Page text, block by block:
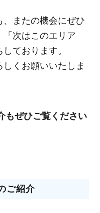
またの機会にぜひ
「次はこのエリア
ております。
くお願いいたしま
もぜひご覧ください
ご紹介